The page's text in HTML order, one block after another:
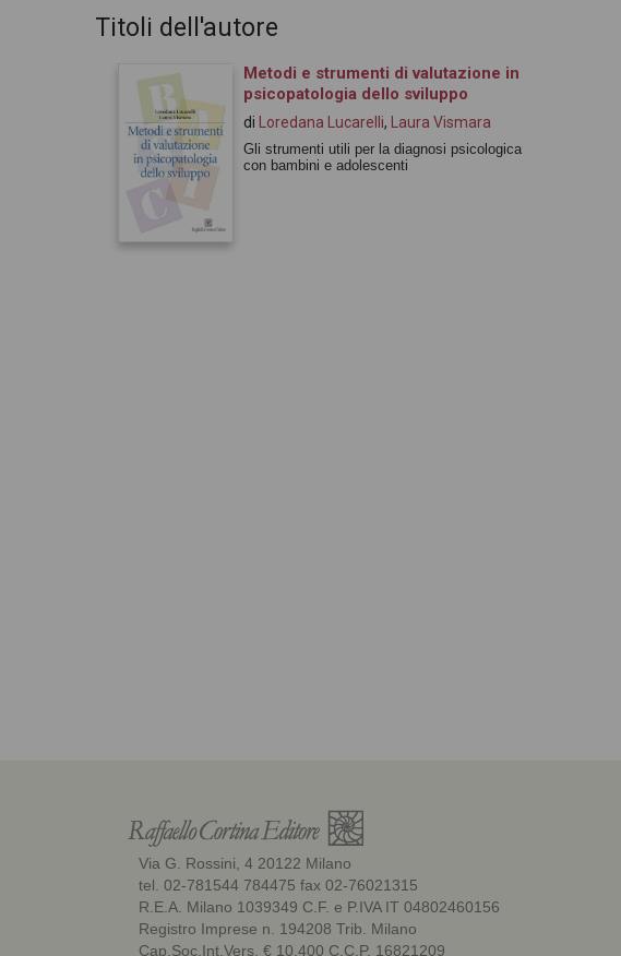
Titoli dell'autore
Metodi e strumenti di valutazione in
psicopatologia dello sviluppo
di Loredana Lucarelli, Laura Vismara
Gli strumenti utili per la diagnosi psicologica
con bambini e adolescenti
Via G. Rossini, 4 20122 Milano
tel. 02-781544 784475 fax 02-76021315
R.E.A. Milano 1039349 C.F. e P.IVA IT 04802460156
Registro Imprese n. 194208 Trib. Milano
Cap.Soc.Int.Vers. € 10.400 C.C.P. 16821209